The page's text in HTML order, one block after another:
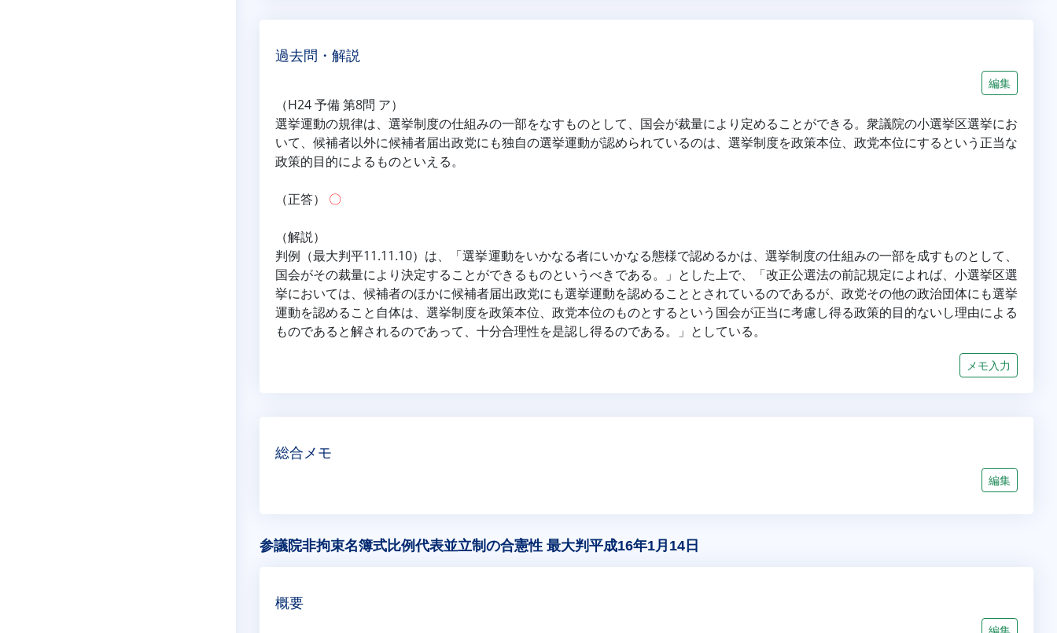
過去問・解説
編集
（H24 予備 第8問 ア）
選挙運動の規律は、選挙制度の仕組みの一部をなすものとして、国会が裁量により定めることができる。衆議院の小選挙区選挙にお
いて、候補者以外に候補者届出政党にも独自の選挙運動が認められているのは、選挙制度を政策本位、政党本位にするという正当な
政策的目的によるものといえる。
（正答） 〇
（解説）
判例（最大判平11.11.10）は、「選挙運動をいかなる者にいかなる態様で認めるかは、選挙制度の仕組みの一部を成すものとして、
国会がその裁量により決定することができるものというべきである。」とした上で、「改正公選法の前記規定によれば、小選挙区選
挙においては、候補者のほかに候補者届出政党にも選挙運動を認めることとされているのであるが、政党その他の政治団体にも選挙
運動を認めること自体は、選挙制度を政策本位、政党本位のものとするという国会が正当に考慮し得る政策的目的ないし理由による
ものであると解されるのであって、十分合理性を是認し得るのである。」としている。
メモ入力
総合メモ
編集
参議院非拘束名簿式比例代表並立制の合憲性 最大判平成16年1月14日
概要
編集